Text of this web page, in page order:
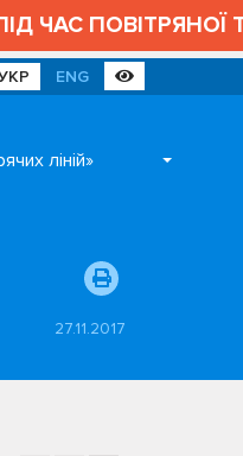
ЧАС ПОВІТРЯНОЇ
ENG
ліній»
27.11.2017